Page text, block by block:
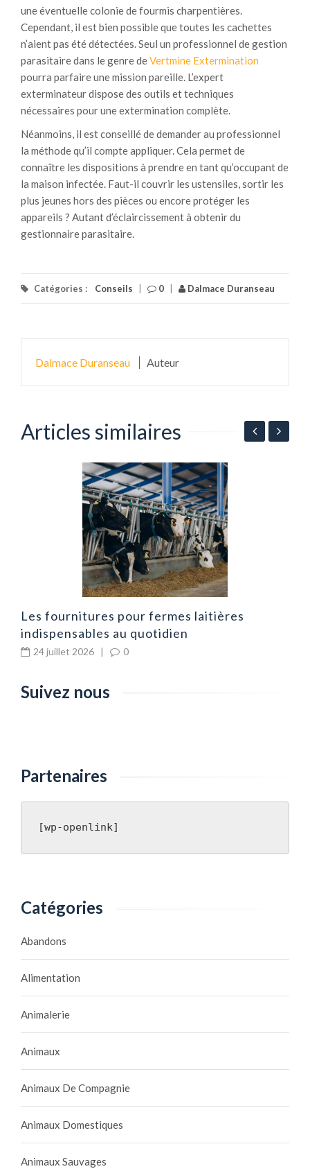
une éventuelle colonie de fourmis charpentières.
Cependant, il est bien possible que toutes les cachettes
n’aient pas été détectées. Seul un professionnel de gestion
parasitaire dans le genre deVertmine Extermination
pourra parfaire une mission pareille. L’expert
exterminateur dispose des outils et techniques
nécessaires pour une extermination complète.
Néanmoins, il est conseillé de demander au professionnel
la méthode qu’il compte appliquer. Cela permet de
connaître les dispositions à prendre en tant qu’occupant de
la maison infectée. Faut-il couvrir les ustensiles, sortir les
plus jeunes hors des pièces ou encore protéger les
appareils ? Autant d’éclaircissement à obtenir du
gestionnaire parasitaire.
Catégories : Conseils 0 Dalmace Duranseau
Dalmace Duranseau Auteur
Articles similaires
Les fournitures pour fermes laitières
indispensables au quotidien
24 juillet 2026 0
Suivez nous
Partenaires
[wp-openlink]
Catégories
Abandons
Alimentation
Animalerie
Animaux
Animaux De Compagnie
Animaux Domestiques
Animaux Sauvages